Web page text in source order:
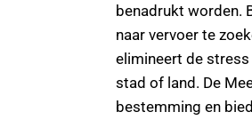
benadrukt worden.
naar vervoer te
elimineert de stress
stad of land. De
bestemming en